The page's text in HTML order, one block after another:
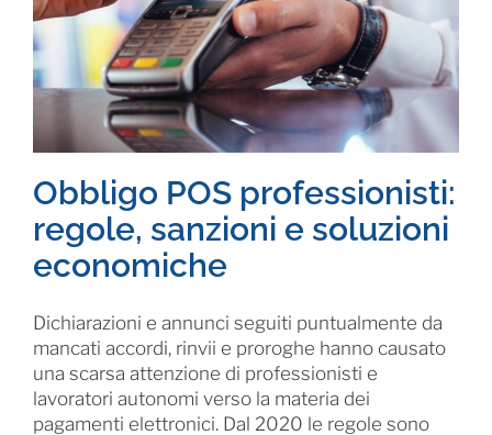
Obbligo POS professionisti:
regole, sanzioni e soluzioni
economiche
Dichiarazioni e annunci seguiti puntualmente da
mancati accordi, rinvii e proroghe hanno causato
una scarsa attenzione di professionisti e
lavoratori autonomi verso la materia dei
pagamenti elettronici. Dal 2020 le regole sono